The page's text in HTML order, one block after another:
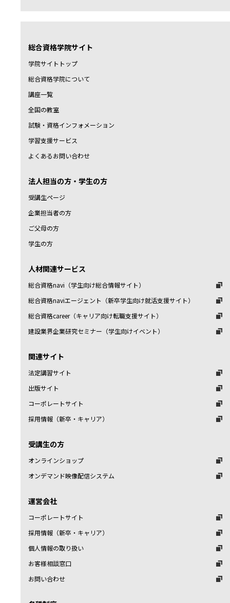
総合資格学院サイト
学院サイトトップ
総合資格学院について
講座一覧
全国の教室
試験・資格インフォメーション
学習支援サービス
よくあるお問い合わせ
法人担当の方・学生の方
受講生ページ
企業担当者の方
ご父母の方
学生の方
人材関連サービス
総合資格navi（学生向け総合情報サイト）
総合資格naviエージェント（新卒学生向け就活支援サイト）
総合資格career（キャリア向け転職支援サイト）
建設業界企業研究セミナー（学生向けイベント）
関連サイト
法定講習サイト
出版サイト
コーポレートサイト
採用情報（新卒・キャリア）
受講生の方
オンラインショップ
オンデマンド映像配信システム
運営会社
コーポレートサイト
採用情報（新卒・キャリア）
個人情報の取り扱い
お客様相談窓口
お問い合わせ